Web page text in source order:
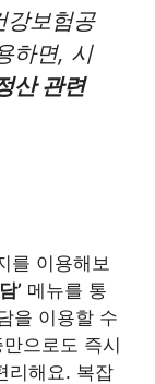
강보험공
하면, 시
산 관련
를 이용해보
’ 메뉴를 통
을 이용할 수
으로도 즉시
리해요. 복잡